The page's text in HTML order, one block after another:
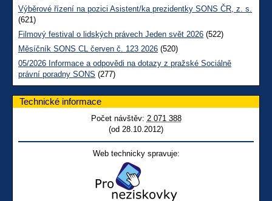
Výběrové řízení na pozici Asistent/ka prezidentky SONS ČR, z. s.
(621)
Filmový festival o lidských právech Jeden svět 2026 (522)
Měsíčník SONS CL červen č. 123 2026 (520)
05/2026 Informace a odpovědi na dotazy z pražské Sociálně
právní poradny SONS (277)
Technické informace
Počet návštěv: 2 071 388
(od 28.10.2012)
Web technicky spravuje: